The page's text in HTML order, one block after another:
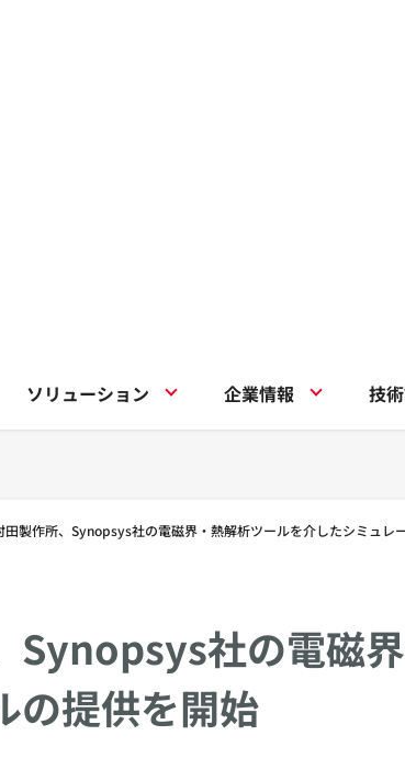
ソリューション 企業情報 技
田製作所、Synopsys社の電磁界・熱解析ツールを介したシミュレ
Synopsys社の電磁
の提供を開始